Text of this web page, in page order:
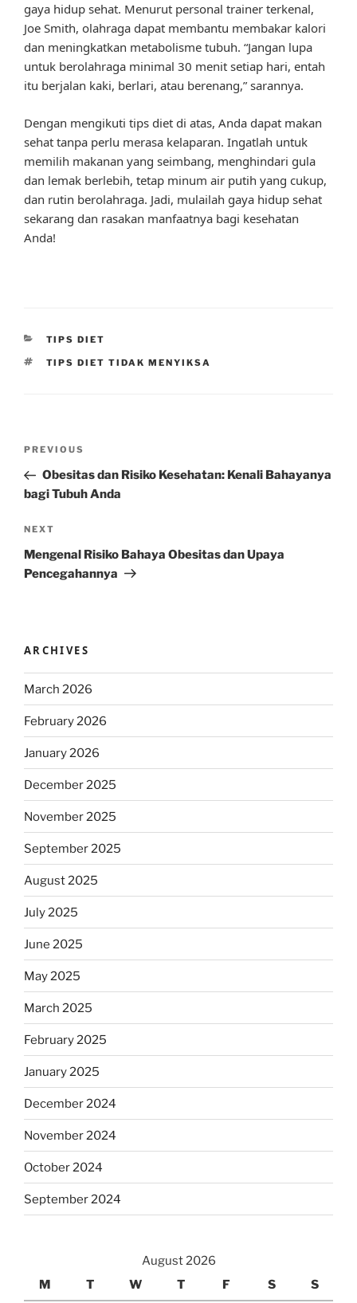
gaya hidup sehat. Menurut personal trainer terkenal,
Joe Smith, olahraga dapat membantu membakar kalori
dan meningkatkan metabolisme tubuh. “Jangan lupa
untuk berolahraga minimal 30 menit setiap hari, entah
itu berjalan kaki, berlari, atau berenang,” sarannya.
Dengan mengikuti tips diet di atas, Anda dapat makan
sehat tanpa perlu merasa kelaparan. Ingatlah untuk
memilih makanan yang seimbang, menghindari gula
dan lemak berlebih, tetap minum air putih yang cukup,
dan rutin berolahraga. Jadi, mulailah gaya hidup sehat
sekarang dan rasakan manfaatnya bagi kesehatan
Anda!
CATEGORIES
TIPS DIET
TAGS
TIPS DIET TIDAK MENYIKSA
Previous
Post
PREVIOUS
Obesitas dan Risiko Kesehatan: Kenali Bahayanya
bagi Tubuh Anda
Next
Post
NEXT
Mengenal Risiko Bahaya Obesitas dan Upaya
Pencegahannya
ARCHIVES
March 2026
February 2026
January 2026
December 2025
November 2025
September 2025
August 2025
July 2025
June 2025
May 2025
March 2025
February 2025
January 2025
December 2024
November 2024
October 2024
September 2024
August 2026
M
T W T F S S